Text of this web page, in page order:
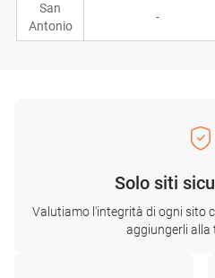
San
Antonio
-
Solo siti
Valutiamo l'integrità di ogni sito
aggiungerli alla